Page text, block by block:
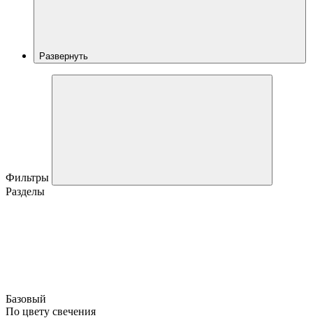
Развернуть
Фильтры
Разделы
Базовый
По цвету свечения